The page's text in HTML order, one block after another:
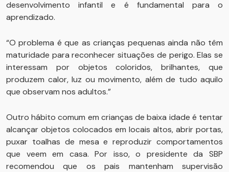
desenvolvimento infantil e é fundamental para o
aprendizado.
“O problema é que as crianças pequenas ainda não têm
maturidade para reconhecer situações de perigo. Elas se
interessam por objetos coloridos, brilhantes, que
produzem calor, luz ou movimento, além de tudo aquilo
que observam nos adultos.”
Outro hábito comum em crianças de baixa idade é tentar
alcançar objetos colocados em locais altos, abrir portas,
puxar toalhas de mesa e reproduzir comportamentos
que veem em casa. Por isso, o presidente da SBP
recomendou que os pais mantenham supervisão